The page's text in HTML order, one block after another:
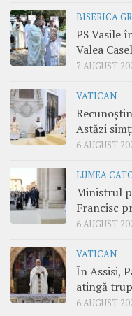
BISERICA
PS Vasile
Valea
7 AUGUST
VATICAN
Astăzi
6 AUGUST
LUMEA
Ministrul
Francisc
6 AUGUST
VATICAN
În Assisi,
atingă
6 AUGUST